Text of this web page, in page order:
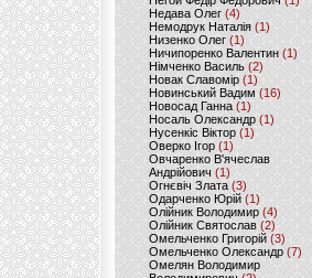
Недава Олег(4)
Немодрук Наталія(1)
Низенко Олег (1)
Ничипоренко Валентин (1)
Німченко Василь (2)
Новак Славомір (1)
Новинський Вадим (16)
Новосад Ганна (1)
Носаль Олександр (1)
Нусенкіс Віктор (1)
Оверко Ігор (1)
Овчаренко В'ячеслав
Андрійович(1)
Огнєвіч Злата (3)
Одарченко Юрій(1)
Олійник Володимир (4)
Олійник Святослав (2)
Омельченко Григорій (3)
Омельченко Олександр(7)
Омелян Володимир